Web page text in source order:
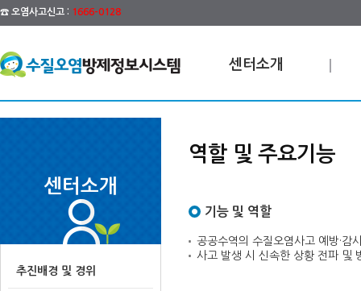
☎ 오염사고신고 : 1666-0128
센터소개
센터소개
추진배경 및 경위
역할 및 주요기능
기능 및 역할
공공수역의 수질오염사고 예방·감
사고 발생 시 신속한 상황 전파 및